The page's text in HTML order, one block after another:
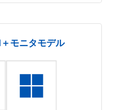
モニタモデル